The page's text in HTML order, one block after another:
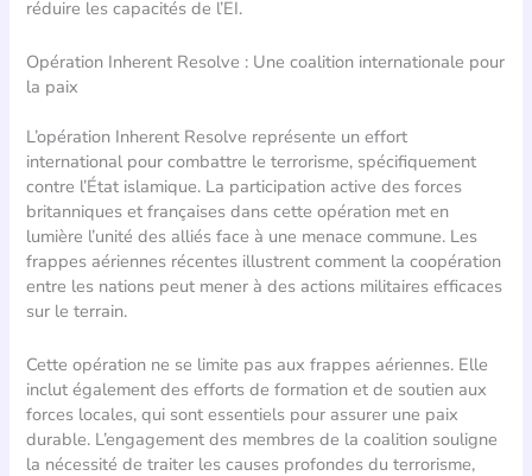
réduire les capacités de l’EI.
Opération Inherent Resolve : Une coalition internationale pour
la paix
L’opération Inherent Resolve représente un effort
international pour combattre le terrorisme, spécifiquement
contre l’État islamique. La participation active des forces
britanniques et françaises dans cette opération met en
lumière l’unité des alliés face à une menace commune. Les
frappes aériennes récentes illustrent comment la coopération
entre les nations peut mener à des actions militaires efficaces
sur le terrain.
Cette opération ne se limite pas aux frappes aériennes. Elle
inclut également des efforts de formation et de soutien aux
forces locales, qui sont essentiels pour assurer une paix
durable. L’engagement des membres de la coalition souligne
la nécessité de traiter les causes profondes du terrorisme,